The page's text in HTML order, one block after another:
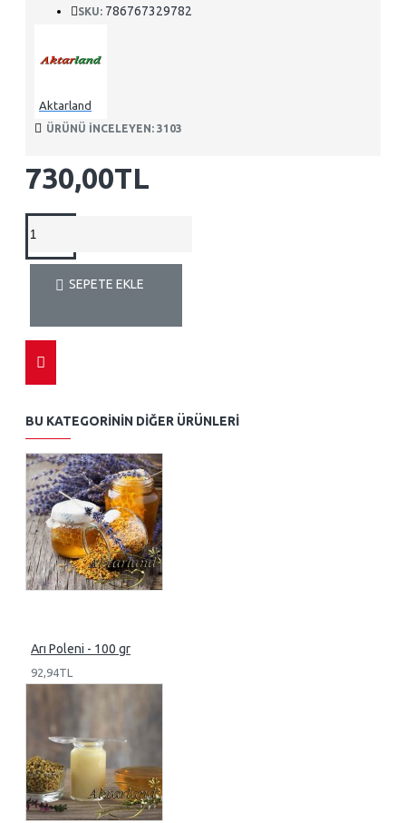
730,00TL
SKU: 786767329782
Aktarland
ÜRÜNÜ INCELEYEN: 3103
SEPETE EKLE
BU KATEGORININ DIĞER ÜRÜNLERI
Arı Poleni - 100 gr
92,94TL